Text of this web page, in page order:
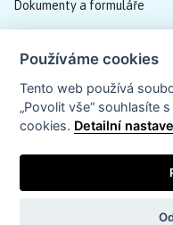
Dokumenty a formuláře
Používáme cookies
Tento web používá
„Povolit vše“ souhlasíte
cookies. Detailní